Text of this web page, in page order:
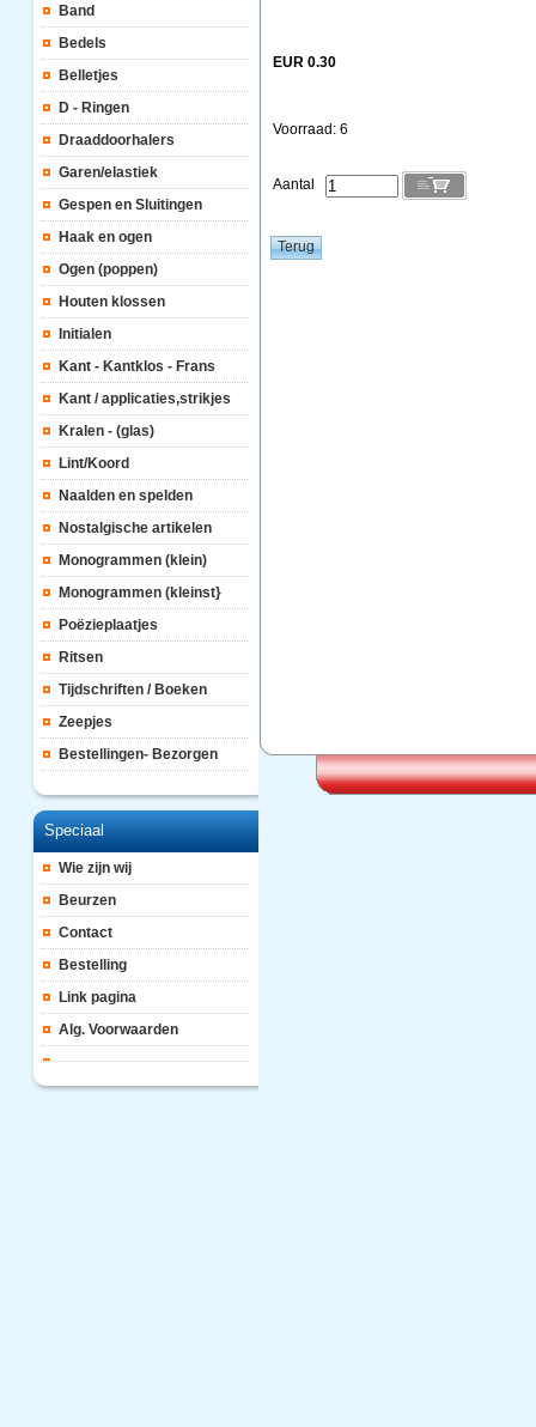
Band
Bedels
Belletjes
D - Ringen
Draaddoorhalers
Garen/elastiek
Gespen en Sluitingen
Haak en ogen
Ogen (poppen)
Houten klossen
Initialen
Kant - Kantklos - Frans
Kant / applicaties,strikjes
Kralen - (glas)
Lint/Koord
Naalden en spelden
Nostalgische artikelen
Monogrammen (klein)
Monogrammen (kleinst}
Poëzieplaatjes
Ritsen
Tijdschriften / Boeken
Zeepjes
Bestellingen- Bezorgen
Speciaal
Wie zijn wij
Beurzen
Contact
Bestelling
Link pagina
Alg. Voorwaarden
EUR 0.30
Voorraad: 6
Aantal